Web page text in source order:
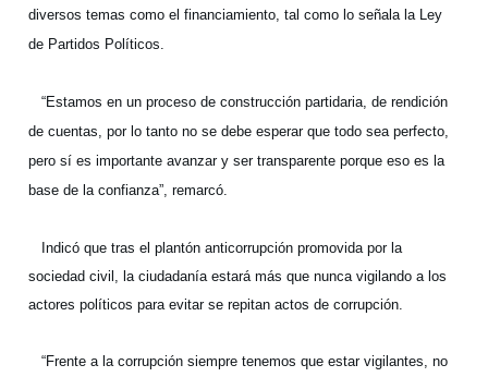
diversos temas como el financiamiento, tal como lo señala la Ley
de Partidos Políticos.
“Estamos en un proceso de construcción partidaria, de rendición
de cuentas, por lo tanto no se debe esperar que todo sea perfecto,
pero sí es importante avanzar y ser transparente porque eso es la
base de la confianza”, remarcó.
Indicó que tras el plantón anticorrupción promovida por la
sociedad civil, la ciudadanía estará más que nunca vigilando a los
actores políticos para evitar se repitan actos de corrupción.
“Frente a la corrupción siempre tenemos que estar vigilantes, no